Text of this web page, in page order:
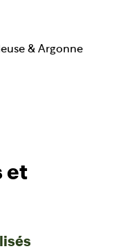
& Argonne
et